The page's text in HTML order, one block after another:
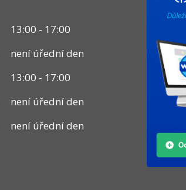
13:00 - 17:00
není úřední den
13:00 - 17:00
není úřední den
není úřední den